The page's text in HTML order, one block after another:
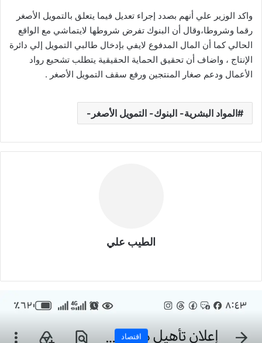
واكد الوزير علي أنهم بصدد إجراء تعديل فيما يتعلق بالتمويل الأصغر
رقما وشروطا،وقال أن البنوك تفرض شروطها لايتماشي مع الواقع
الحالي كما أن المال المدفوع لايفي بإدخال طالبي التمويل إلي دائرة
الإنتاج ، واضاف أن تحقيق الحماية الحقيقية يتطلب تشحيع رواد
الأعمال ودعم صغار المنتجين ورفع سقف التمويل الأصغر .
المواد البشرية- البنوك- التمويل الأصغر-
الطيب علي
ب
اقتصاد